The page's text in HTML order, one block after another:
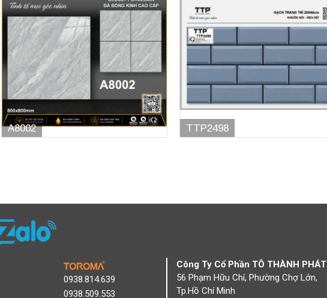
A8002 TTP2498
0938.814.639
0938.509.553
Công Ty Cổ Phần TÔ THÀNH PHÁT
56 Phạm Hữu Chí, Phường Chợ Lớn,
Tp.Hồ Chí Minh